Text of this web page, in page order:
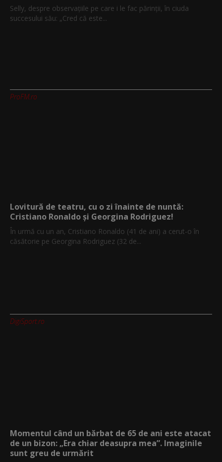
Selly, despre observațiile pe care i le fac părinții, în ciuda
succesului său: „Cred că este...
ProFM.ro
Lovitură de teatru, cu o zi înainte de nuntă:
Cristiano Ronaldo și Georgina Rodriguez!
În urmă cu un an, Cristiano Ronaldo (41 de ani) a cerut-o în
căsătorie pe Georgina Rodriguez (32 de...
DigiSport.ro
Momentul când un bărbat de 65 de ani este atacat
de un bizon: „Era chiar deasupra mea”. Imaginile
sunt greu de urmărit